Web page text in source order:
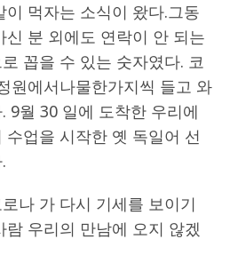
이 먹자는 소식이 왔다.그동
분 외에도 연락이 안 되는
꼽을 수 있는 숫자였다. 코
원에서나물한가지씩 들고 와
9월 30 일에 도착한 우리에
업을 시작한 옛 독일어 선
나 가 다시 기세를 보이기
우리의 만남에 오지 않겠